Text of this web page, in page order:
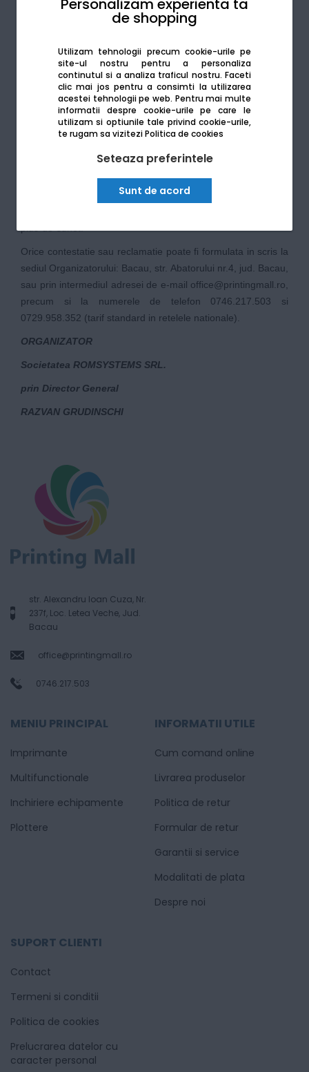
de shopping
Utilizam tehnologii precum cookie-urile pe
site-ul nostru pentru a personaliza
continutul si a analiza traficul nostru. Faceti
clic mai jos pentru a consimti la utilizarea
acestei tehnologii pe web. Pentru mai multe
informatii despre cookie-urile pe care le
utilizam si optiunile tale privind cookie-urile,
te rugam sa viziteziPolitica de cookies
Seteaza preferintele
Sunt de acord
ambalajul original intact. Returul produsului principal nu va fi
unui retur aprobat, se restituie exclusiv contravaloarea
produsului principal achitat conform documentului fiscal.
Produsul cadou nu are valoare de rambursare separata in
cadrul acestei campanii. Procedura completa de retur,
conditiile de acceptare si documentele necesare sunt
reglementate de Regulamentul General al Promotiilor
Regulamentul acestei Campanii va fi disponibil in mod gratuit
Orice contestatie sau reclamatie poate fi formulata in scris la
sediul Organizatorului: Bacau, str. Abatorului nr.4, jud. Bacau,
sau prin intermediul adresei de e-mail office@printingmall.ro
precum si la numerele de telefon 0746.217.503 si
0729.958.352 (tarif standard in retelele nationale).
ORGANIZATOR
Societatea ROMSYSTEMS SRL.
prin Director General
RAZVAN GRUDINSCHI
str. Alexandru Ioan Cuza, Nr.
237f, Loc. Letea Veche, Jud.
Bacau
office@printingmall.ro
0746.217.503
MENIU PRINCIPAL
Imprimante
Multifunctionale
Inchiriere echipamente
Plottere
INFORMATII UTILE
Cum comand online
Livrarea produselor
Politica de retur
Formular de retur
Garantii si service
Modalitati de plata
Despre noi
SUPORT CLIENTI
Contact
Termeni si conditii
Politica de cookies
Prelucrarea datelor cu
caracter personal